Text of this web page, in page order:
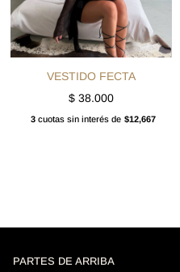
VESTIDO FECTA
$ 38.000
3cuotas sin interés de $12,667
PARTES DE ARRIBA